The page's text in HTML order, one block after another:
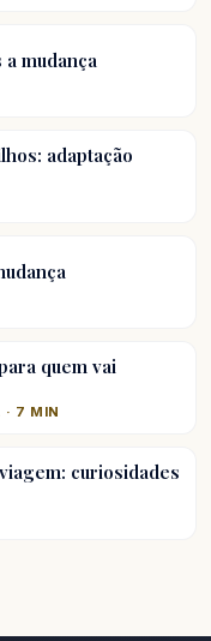
mudança
adaptação
quem vai
7 MIN
curiosidades